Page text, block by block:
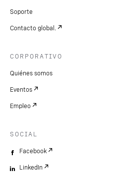
Soporte
Contacto global.
CORPORATIVO
Quiénes somos
Eventos
Empleo
SOCIAL
Facebook
LinkedIn